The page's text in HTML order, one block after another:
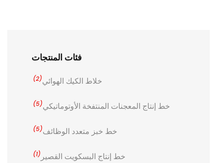
فئات المنتجات
خلاط الكيك الهوائي(2)
خط إنتاج المعجنات المنتفخة الأوتوماتيكي(5)
خط خبز متعدد الوظائف(5)
خط إنتاج البسكويت القصير (1)